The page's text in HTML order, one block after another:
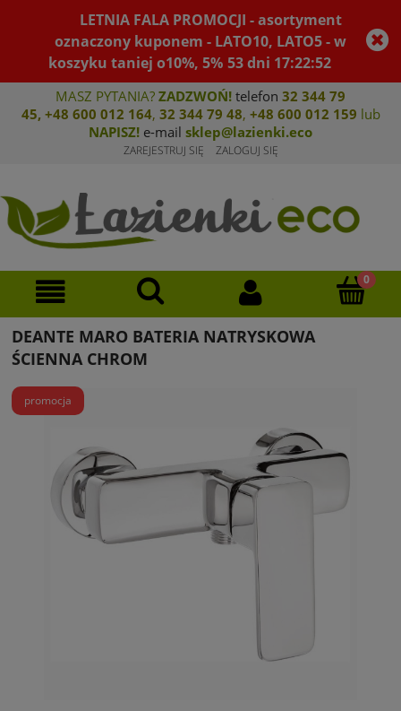
LETNIA FALA PROMOCJI - asortyment
oznaczony kuponem - LATO10, LATO5 - w
koszyku taniej o10%, 5% 53dni 17:22:52
MASZ PYTANIA? ZADZWOŃ! telefon 32 344 79
45, +48 600 012 164, 32 344 79 48, +48 600 012 159 lub
NAPISZ! e-mail sklep@lazienki.eco
ZAREJESTRUJ SIĘ ZALOGUJ SIĘ
DEANTE MARO BATERIA NATRYSKOWA
ŚCIENNA CHROM
promocja